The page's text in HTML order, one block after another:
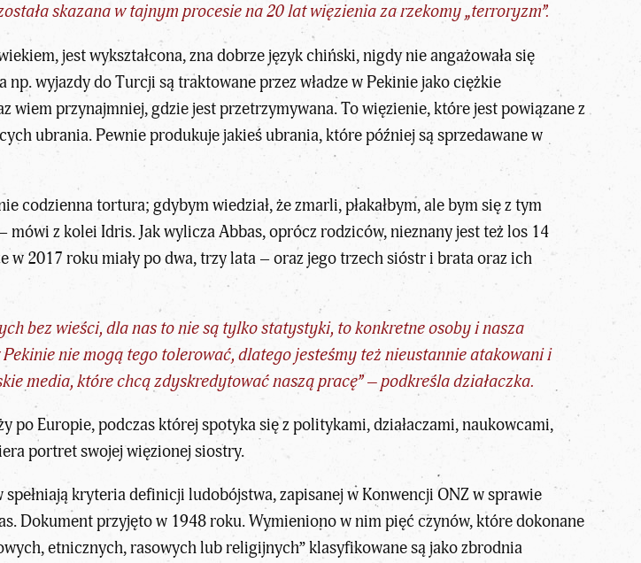
skazana w tajnym procesie na 20 lat więzienia za rzekomy „terroryzm”.
jest wykształcona, zna dobrze język chiński, nigdy nie angażowała się
wyjazdy do Turcji są traktowane przez władze w Pekinie jako ciężkie
wiem przynajmniej, gdzie jest przetrzymywana. To więzienie, które jest powiązane z
ubrania. Pewnie produkuje jakieś ubrania, które później są sprzedawane w
codzienna tortura; gdybym wiedział, że zmarli, płakałbym, ale bym się z tym
mówi z kolei Idris. Jak wylicza Abbas, oprócz rodziców, nieznany jest też los 14
w 2017 roku miały po dwa, trzy lata – oraz jego trzech sióstr i brata oraz ich
bez wieści, dla nas to nie są tylko statystyki, to konkretne osoby i nasza
nie mogą tego tolerować, dlatego jesteśmy też nieustannie atakowani i
media, które chcą zdyskredytować naszą pracę” – podkreśla działaczka.
po Europie, podczas której spotyka się z politykami, działaczami, naukowcami,
portret swojej więzionej siostry.
kryteria definicji ludobójstwa, zapisanej w Konwencji ONZ w sprawie
Dokument przyjęto w 1948 roku. Wymieniono w nim pięć czynów, które dokonane
etnicznych, rasowych lub religijnych” klasyfikowane są jako zbrodnia